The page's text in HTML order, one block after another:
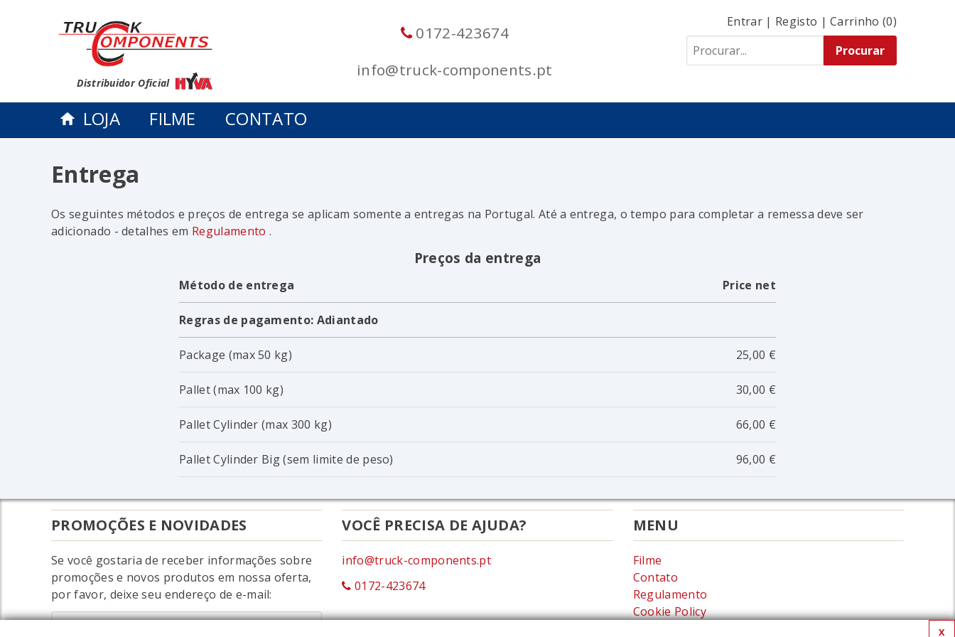
Distribuidor Oficial
0172-423674
info@truck-components.pt
Entrar| Registo |Carrinho (0)
LOJA FILME CONTATO
Entrega
Os seguintes métodos e preços de entrega se aplicam somente a entregas na Portugal. Até a entrega, o tempo para completar a remessa deve ser
adicionado - detalhes em Regulamento .
Preços da entrega
Método de entrega Price net
Regras de pagamento: Adiantado
Package (max 50 kg) 25,00 €
Pallet (max 100 kg) 30,00 €
Pallet Cylinder (max 300 kg) 66,00 €
Pallet Cylinder Big (sem limite de peso) 96,00 €
PROMOÇÕES E NOVIDADES
Se você gostaria de receber informações sobre
promoções e novos produtos em nossa oferta,
por favor, deixe seu endereço de e-mail:
VOCÊ PRECISA DE AJUDA?
info@truck-components.pt
0172-423674
MENU
Filme
Contato
Regulamento
Cookie Policy
X